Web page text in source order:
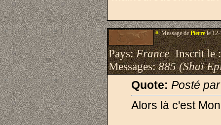
#.Message dePierrele 12-
Pays:FranceInscrit le
Messages:885 (Shaï
Quote: Posté
Alors là c'est